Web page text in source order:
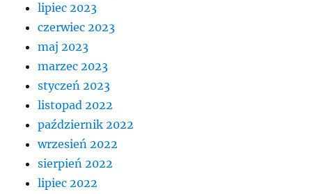
lipiec 2023
czerwiec 2023
maj 2023
marzec 2023
styczeń 2023
listopad 2022
październik 2022
wrzesień 2022
sierpień 2022
lipiec 2022